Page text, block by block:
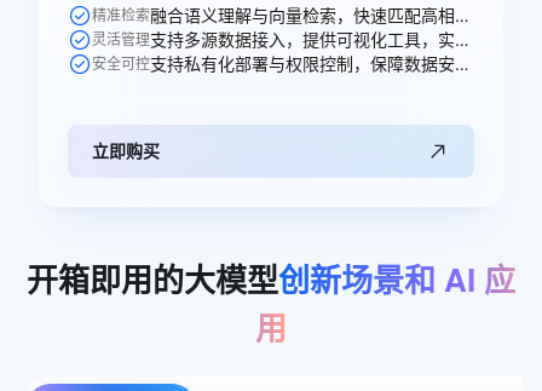
精准检索 融合语义理解与向量检索，快速匹配高相关性知识，提升问答准确率。
灵活管理 支持多源数据接入，提供可视化工具，实现知识高效构建与更新。
安全可控 支持私有化部署与权限控制，保障数据安全，适配多元业务场景。
立即购买
开箱即用的大模型创新场景和 AI 应
用